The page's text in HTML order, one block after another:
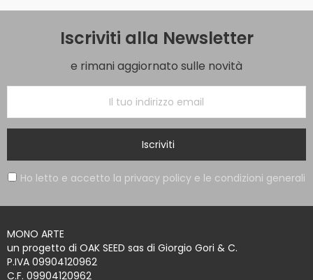
Iscriviti alla Newsletter
e rimani aggiornato sulle novità
Iscriviti
Ho letto e accetto la privacy policy e le condizioni generali
MONO ARTE
un progetto di OAK SEED sas di Giorgio Gori & C.
P.IVA 09904120962
C.F. 09904120962